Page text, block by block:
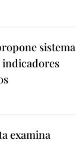
sistema
examina